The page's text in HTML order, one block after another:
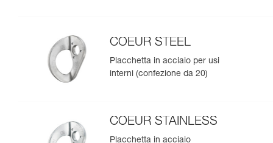
COEUR STEEL
Placchetta in acciaio per usi
interni (confezione da 20)
COEUR STAINLESS
Placchetta in acciaio